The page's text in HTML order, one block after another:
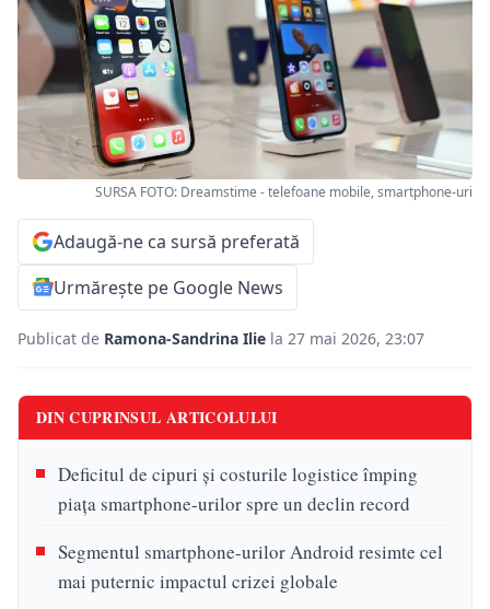
SURSA FOTO: Dreamstime - telefoane mobile, smartphone-uri
Adaugă-ne ca sursă preferată
Urmărește pe Google News
Publicat de Ramona-Sandrina Ilie la 27 mai 2026, 23:07
DIN CUPRINSUL ARTICOLULUI
Deficitul de cipuri și costurile logistice împing
piața smartphone-urilor spre un declin record
Segmentul smartphone-urilor Android resimte cel
mai puternic impactul crizei globale